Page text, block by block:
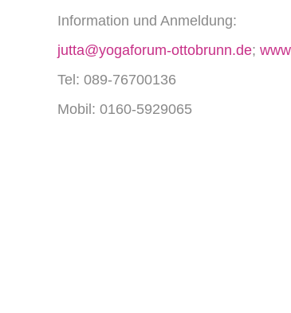
Information und Anmeldung:
jutta@yogaforum-ottobrunn.de;
Tel: 089-76700136
Mobil: 0160-5929065